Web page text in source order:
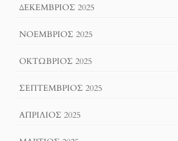
ΔΕΚΈΜΒΡΙΟΣ 2025
ΝΟΈΜΒΡΙΟΣ 2025
ΟΚΤΏΒΡΙΟΣ 2025
ΣΕΠΤΈΜΒΡΙΟΣ 2025
ΑΠΡΊΛΙΟΣ 2025